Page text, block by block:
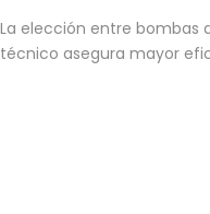
La elección entre bombas
técnico asegura mayor